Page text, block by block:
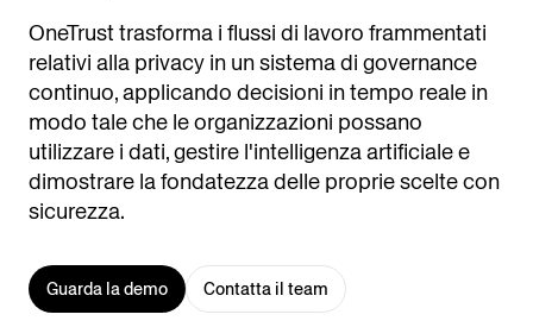
OneTrust trasforma i flussi di lavoro frammentati
relativi alla privacy in un sistema di governance
continuo, applicando decisioni in tempo reale in
modo tale che le organizzazioni possano
utilizzare i dati, gestire l'intelligenza artificiale e
dimostrare la fondatezza delle proprie scelte con
sicurezza.
Guarda la demo Contatta il team